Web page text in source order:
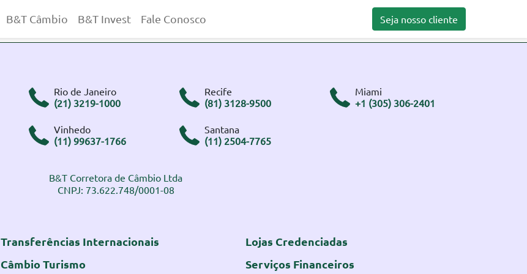
B&T Câmbio B&T Invest Fale Conosco Seja nosso cliente
Rio de Janeiro
(21) 3219-1000
Recife
(81) 3128-9500
Miami
+1 (305) 306-2401
Vinhedo
(11) 99637-1766
Santana
(11) 2504-7765
B&T Corretora de Câmbio Ltda
CNPJ: 73.622.748/0001-08
Transferências Internacionais
Câmbio Turismo
Lojas Credenciadas
Serviços Financeiros